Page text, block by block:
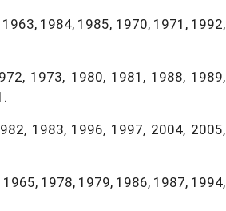
1984, 1985, 1970, 1971, 1992,
1973, 1980, 1981, 1988, 1989,
1983, 1996, 1997, 2004, 2005,
1978, 1979, 1986, 1987, 1994,